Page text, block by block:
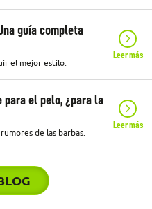
guía completa
el mejor estilo.
Leer más
el pelo, ¿para la
de las barbas.
Leer más